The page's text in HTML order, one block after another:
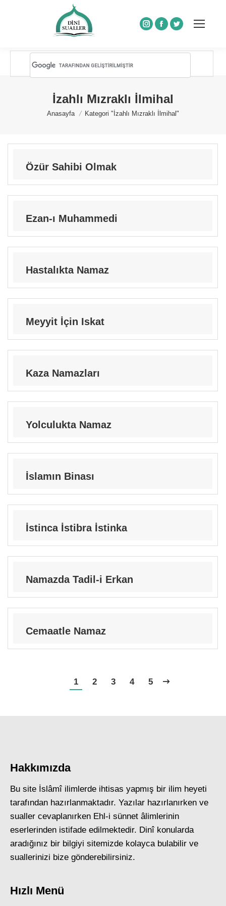
Instagram
Facebook
Twitter
İzahlı Mızraklı İlmihal
You are here:
Anasayfa Kategori "İzahlı Mızraklı İlmihal"
Özür Sahibi Olmak
Ezan-ı Muhammedi
Hastalıkta Namaz
Meyyit İçin Iskat
Kaza Namazları
Yolculukta Namaz
İslamın Binası
İstinca İstibra İstinka
Namazda Tadil-i Erkan
Cemaatle Namaz
1 2 3 4 5
Hakkımızda
Bu site İslâmî ilimlerde ihtisas yapmış bir ilim heyeti
tarafından hazırlanmaktadır. Yazılar hazırlanırken ve
sualler cevaplanırken Ehl-i sünnet âlimlerinin
eserlerinden istifade edilmektedir. Dinî konularda
aradığınız bir bilgiyi sitemizde kolayca bulabilir ve
suallerinizi bize gönderebilirsiniz.
Hızlı Menü